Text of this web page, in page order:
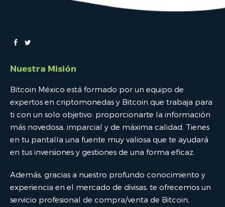
Nuestra Misión
Bitcoin México está formado por un equipo de
expertos en criptomonedas y Bitcoin que trabaja para
ti con un solo objetivo: proporcionarte la información
más novedosa, imparcial y de máxima calidad. Tienes
en tu pantalla una fuente muy valiosa que te ayudará
en tus inversiones y gestiones de una forma eficaz.
Además, gracias a nuestro profundo conocimiento y
experiencia en el mercado de divisas, te ofrecemos un
servicio profesional de compra/venta de Bitcoin,